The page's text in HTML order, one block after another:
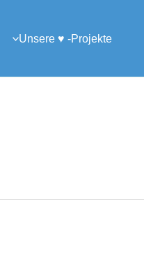
Unsere ♥ -Projekte